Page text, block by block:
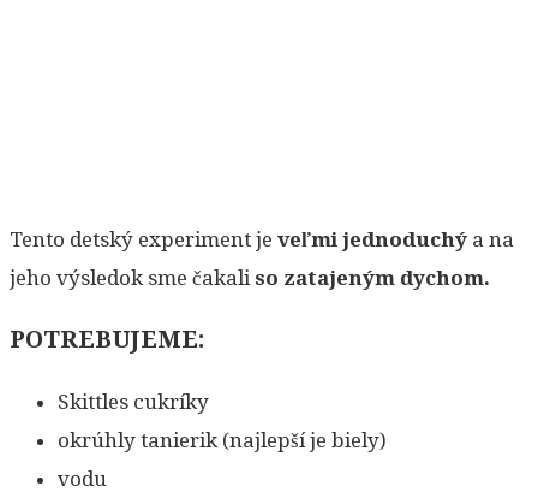
Tento detský experiment je veľmi jednoduchý a na
jeho výsledok sme čakali so zatajeným dychom.
POTREBUJEME:
Skittles cukríky
okrúhly tanierik (najlepší je biely)
vodu